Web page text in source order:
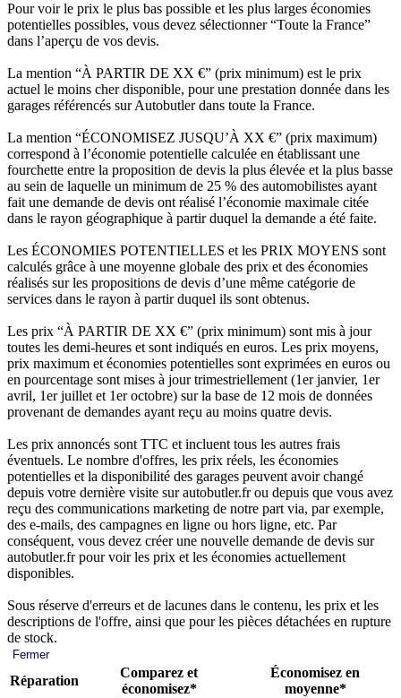
Pour voir le prix le plus bas possible et les plus larges économies
potentielles possibles, vous devez sélectionner “Toute la France”
dans l’aperçu de vos devis.
La mention “À PARTIR DE XX €” (prix minimum) est le prix
actuel le moins cher disponible, pour une prestation donnée dans les
garages référencés sur Autobutler dans toute la France.
La mention “ÉCONOMISEZ JUSQU’À XX €” (prix maximum)
correspond à l’économie potentielle calculée en établissant une
fourchette entre la proposition de devis la plus élevée et la plus basse
au sein de laquelle un minimum de 25 % des automobilistes ayant
fait une demande de devis ont réalisé l’économie maximale citée
dans le rayon géographique à partir duquel la demande a été faite.
Les ÉCONOMIES POTENTIELLES et les PRIX MOYENS sont
calculés grâce à une moyenne globale des prix et des économies
réalisés sur les propositions de devis d’une même catégorie de
services dans le rayon à partir duquel ils sont obtenus.
Les prix “À PARTIR DE XX €” (prix minimum) sont mis à jour
toutes les demi-heures et sont indiqués en euros. Les prix moyens,
prix maximum et économies potentielles sont exprimées en euros ou
en pourcentage sont mises à jour trimestriellement (1er janvier, 1er
avril, 1er juillet et 1er octobre) sur la base de 12 mois de données
provenant de demandes ayant reçu au moins quatre devis.
Les prix annoncés sont TTC et incluent tous les autres frais
éventuels. Le nombre d'offres, les prix réels, les économies
potentielles et la disponibilité des garages peuvent avoir changé
depuis votre dernière visite sur autobutler.fr ou depuis que vous avez
reçu des communications marketing de notre part via, par exemple,
des e-mails, des campagnes en ligne ou hors ligne, etc. Par
conséquent, vous devez créer une nouvelle demande de devis sur
autobutler.fr pour voir les prix et les économies actuellement
disponibles.
Sous réserve d'erreurs et de lacunes dans le contenu, les prix et les
descriptions de l'offre, ainsi que pour les pièces détachées en rupture
de stock.
Fermer
Réparation
Comparez et
économisez*
Économisez en
moyenne*